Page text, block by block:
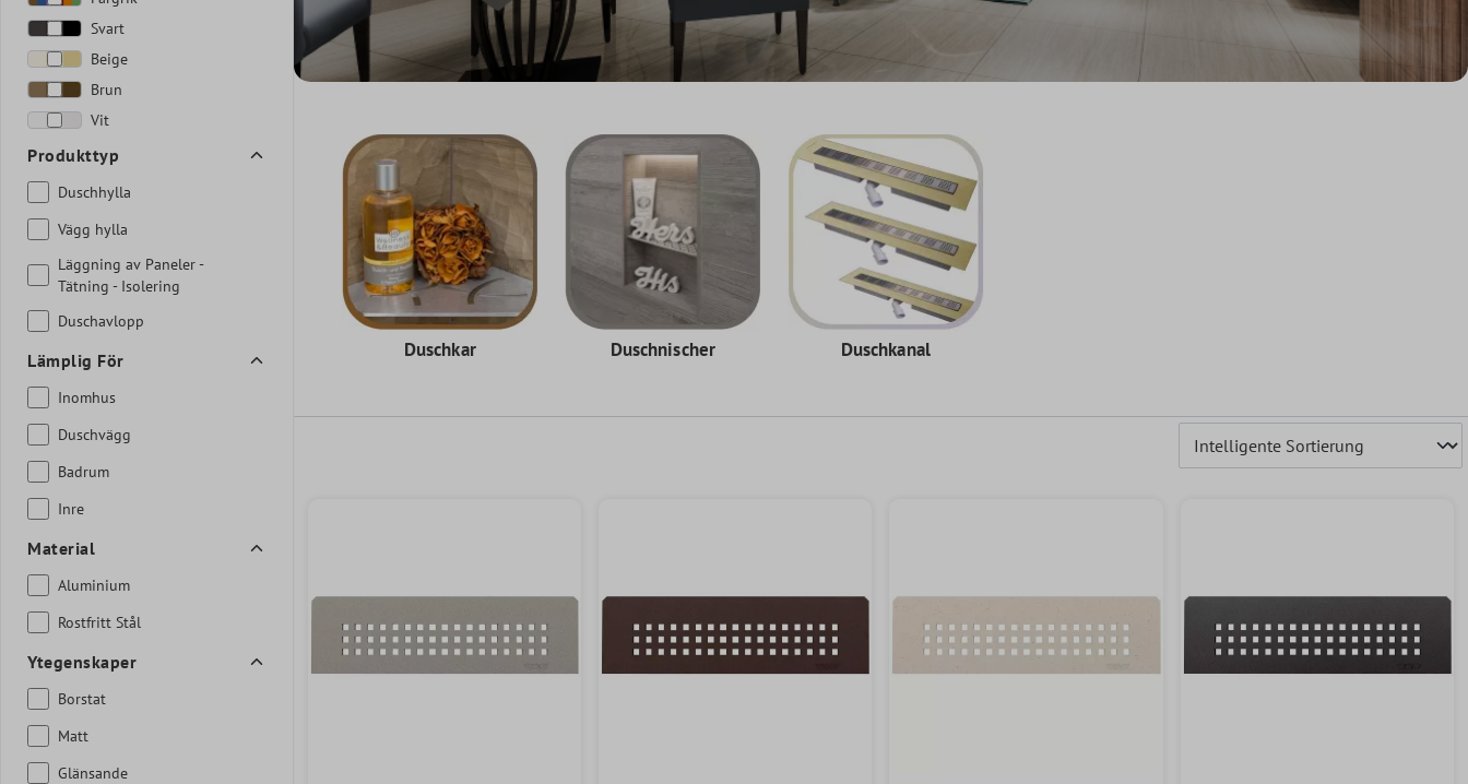
Svart
Beige
Brun
Vit
Produkttyp
Duschhylla
Vägg hylla
Läggning av Paneler -
Tätning - Isolering
Duschavlopp
Lämplig För
Inomhus
Duschvägg
Badrum
Inre
Material
Aluminium
Rostfritt Stål
Ytegenskaper
Borstat
Matt
Glänsande
Duschkar Duschnischer Duschkanal